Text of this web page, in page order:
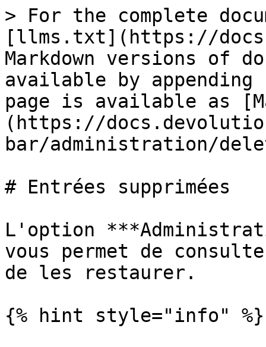
> For the complete
[llms.txt](https://
Markdown versions of
available by
page is available as
(https://
bar/administration/
# Entrées supprimées
L'option
vous permet de
de les restaurer.
{% hint style="info" %}